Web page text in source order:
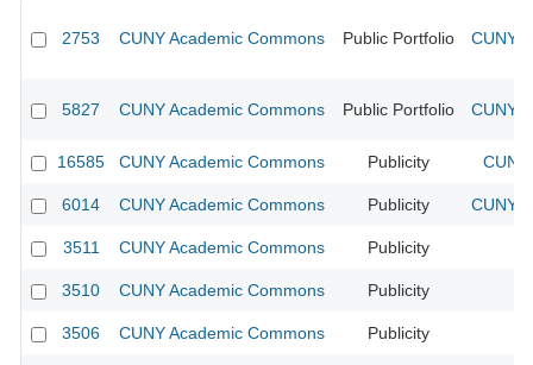
2753 CUNY Academic Commons Public Portfolio CUNY
5827 CUNY Academic Commons Public Portfolio CUNY
16585 CUNY Academic Commons Publicity
6014 CUNY Academic Commons Publicity CUNY
3511 CUNY Academic Commons Publicity
3510 CUNY Academic Commons Publicity
3506 CUNY Academic Commons Publicity